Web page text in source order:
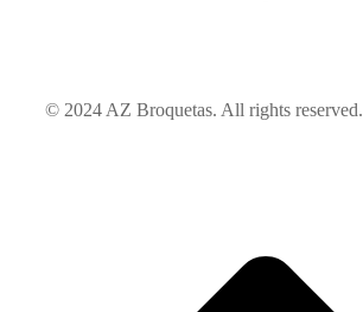
© 2024 AZ Broquetas. All rights reserved.